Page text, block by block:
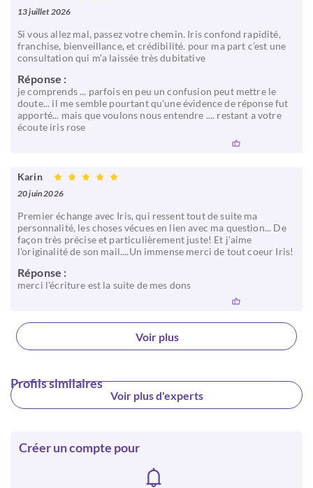
13 juillet 2026
Si vous allez mal, passez votre chemin. Iris confond rapidité,
franchise, bienveillance, et crédibilité. pour ma part c’est une
consultation qui m’a laissée très dubitative
Réponse :
je comprends ... parfois en peu un confusion peut mettre le
doute... il me semble pourtant qu'une évidence de réponse fut
apporté... mais que voulons nous entendre .... restant a votre
écoute iris rose
Karin
20 juin 2026
Premier échange avec Iris, qui ressent tout de suite ma
personnalité, les choses vécues en lien avec ma question... De
façon très précise et particulièrement juste! Et j'aime
l'originalité de son mail....Un immense merci de tout coeur Iris!
Réponse :
merci l'écriture est la suite de mes dons
Voir plus
Profils similaires
Voir plus d'experts
Créer un compte pour